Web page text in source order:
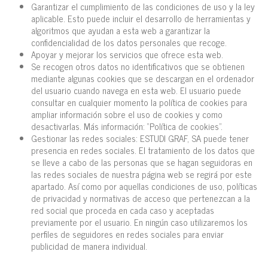
Garantizar el cumplimiento de las condiciones de uso y la ley
aplicable. Esto puede incluir el desarrollo de herramientas y
algoritmos que ayudan a esta web a garantizar la
confidencialidad de los datos personales que recoge.
Apoyar y mejorar los servicios que ofrece esta web.
Se recogen otros datos no identificativos que se obtienen
mediante algunas cookies que se descargan en el ordenador
del usuario cuando navega en esta web. El usuario puede
consultar en cualquier momento la política de cookies para
ampliar información sobre el uso de cookies y como
desactivarlas. Más información: “Política de cookies”.
Gestionar las redes sociales: ESTUDI GRAF, SA puede tener
presencia en redes sociales. El tratamiento de los datos que
se lleve a cabo de las personas que se hagan seguidoras en
las redes sociales de nuestra página web se regirá por este
apartado. Así como por aquellas condiciones de uso, políticas
de privacidad y normativas de acceso que pertenezcan a la
red social que proceda en cada caso y aceptadas
previamente por el usuario. En ningún caso utilizaremos los
perfiles de seguidores en redes sociales para enviar
publicidad de manera individual.